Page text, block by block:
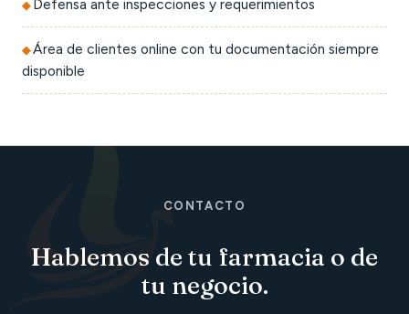
Defensa ante inspecciones y requerimientos
Área de clientes online con tu documentación siempre
disponible
CONTACTO
Hablemos de tu farmacia o de
tu negocio.